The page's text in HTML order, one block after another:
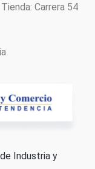
Carrera 54
Industria y